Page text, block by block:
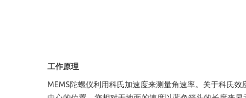
工作原理
MEMS陀螺仪利用科氏加速度来测量角速率。关于科氏